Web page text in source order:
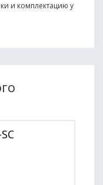
и комплектацию у